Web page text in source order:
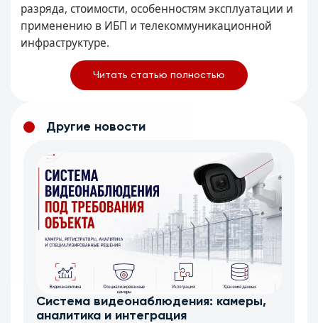
разряда, стоимости, особенностям эксплуатации и
применению в ИБП и телекоммуникационной
инфраструктуре.
Читать статью полностью
Другие новости
Система видеонаблюдения: камеры,
аналитика и интеграция